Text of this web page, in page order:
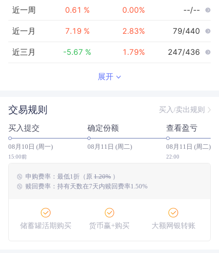
近一周 0.61 % 0.00% --/--
近一月 7.19 % 2.83% 79/440
近三月 -5.67 % 1.79% 247/436
近三年 --/--
近五年 -- 0.00% --/--
今年以来 351/423
成立以来 18.03%
展开
交易规则 买入/卖出规则
买入提交
08月10日 (周一)
15:00前
确定份额
08月11日 (周二)
查看盈亏
08月11日 (周二)
22:00
申购费率： 最低1折（原 1.20%）
赎回费率：持有天数在7天内赎回费率1.50%
储蓄罐活期购买 货币赢+购买 大额网银转账